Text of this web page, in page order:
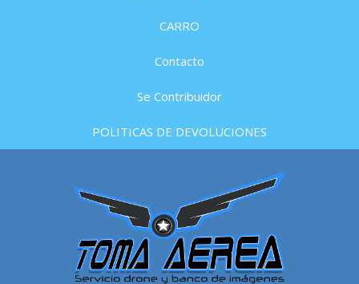
CARRO
Contacto
Se Contribuidor
POLITICAS DE DEVOLUCIONES